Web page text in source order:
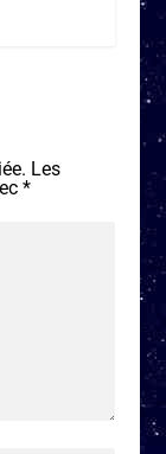
Les
*